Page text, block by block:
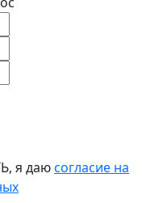
я даюсогласие на